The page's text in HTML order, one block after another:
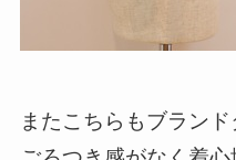
またこちらもブラン